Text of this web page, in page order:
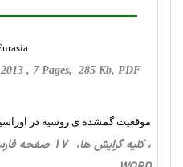
, 7 Pages, 285 Kb, PDF
موقعیت گمشده ‏ی روسیه در